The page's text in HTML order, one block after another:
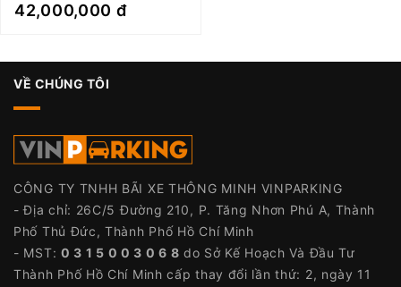
42,000,000 đ
VỀ CHÚNG TÔI
CÔNG TY TNHH BÃI XE THÔNG MINH VINPARKING
- Địa chỉ: 26C/5 Đường 210, P. Tăng Nhơn Phú A, Thành
Phố Thủ Đức, Thành Phố Hồ Chí Minh
- MST: 0 3 1 5 0 0 3 0 6 8 do Sở Kế Hoạch Và Đầu Tư
Thành Phố Hồ Chí Minh cấp thay đổi lần thứ: 2, ngày 11